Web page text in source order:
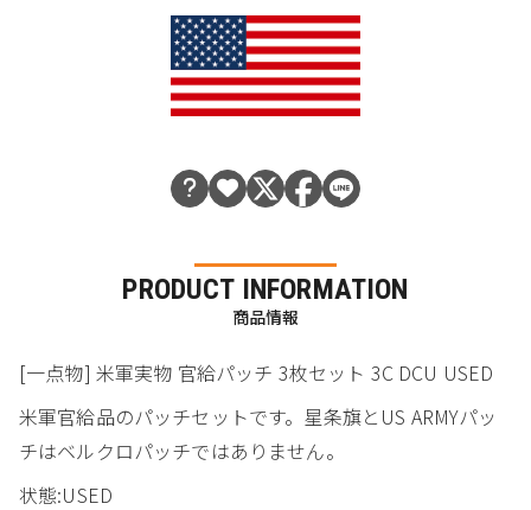
PRODUCT INFORMATION
商品情報
[一点物] 米軍実物 官給パッチ 3枚セット 3C DCU USED
米軍官給品のパッチセットです。星条旗とUS ARMYパッ
チはベルクロパッチではありません。
状態:USED